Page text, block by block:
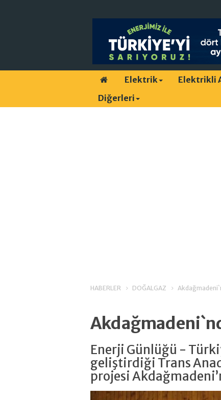
Elektrik Elektrikli
Diğerleri
HABERLER DOĞALGAZ
Enerji Günlüğü -
geliştirdiği Trans
projesi